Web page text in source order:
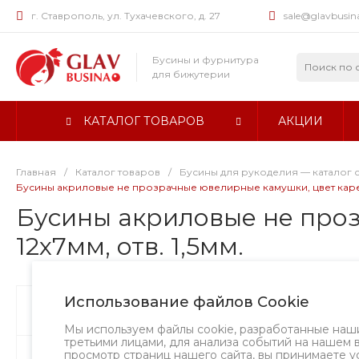
г. Ставрополь, ул. Тухачевского, д. 27
Бусины и фурнитура
для бижутерии
КАТАЛОГ ТОВАРОВ АКЦИИ
Главная / Каталог товаров / Бусины для рукоделия — каталог
Бусины акриловые не прозрачные ювелирные камушки, цвет
Бусины акриловые не
12х7мм, отв. 1,5мм.
Использование файлов Cookie
Мы используем файлы cookie, разработанные
третьими лицами, для анализа событий на нашем
просмотр страниц нашего сайта, вы принимаете
Бусины